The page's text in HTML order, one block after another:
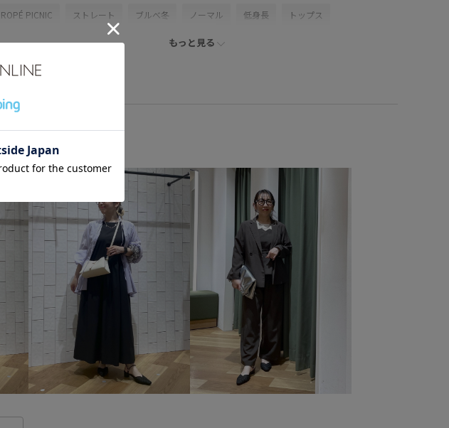
ROPÉ PICNIC ストレート ブルべ冬 ノーマル 低身長 トップス
ニット/セーター パンツ トートバッグ
GDM16540
26RPUVCARE
2WAYで使える RP26SS
お手入れしやすい
しっかりホールド みんながチェックしているアイテム_pickup
アクセサリー アンクルストラップ オフィスカジュアル
カーディガン ガウチョパンツ ギャザーデザイン コットン
コーディネートのアクセント コーディネートの主役 サイズ調整
サブバッグ サマーニット シアー感 シアー素材
シンプル シンプルなニット シンプルコーデ ジャケット
スタイルアップ ストラップ ストレスフリー ストレッチ性
セットアップ セットアップ対象商品 ソックス タイツ チェック柄
もっと見る